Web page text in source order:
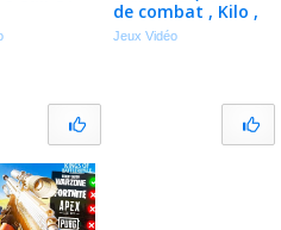
de combat , Kilo ,
HDR et Firing
Jeux Vidéo